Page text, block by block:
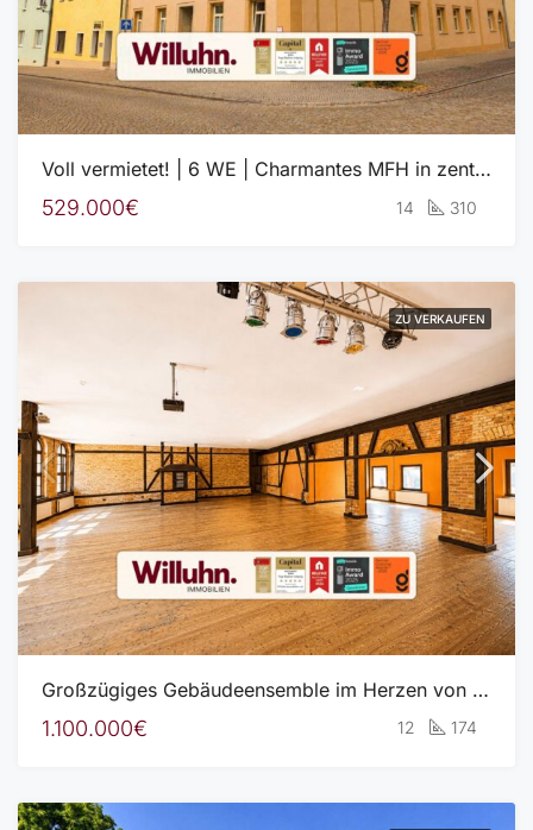
Voll vermietet! | 6 WE | Charmantes MFH in zentraler Lage von Freyburg | Kernsanierung 2016-2020
529.000€ 14 310
ZU VERKAUFEN
Großzügiges Gebäudeensemble im Herzen von Halle | Individuelle Wohnkonzepte mit Seltenheitswert
1.100.000€ 12 174